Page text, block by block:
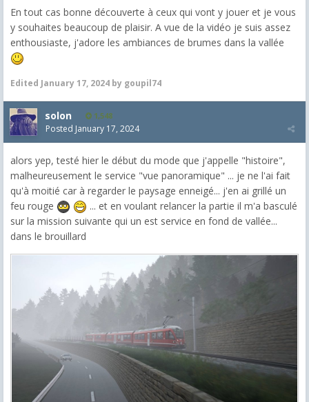
En tout cas bonne découverte à ceux qui vont y jouer et je vous
y souhaites beaucoup de plaisir. A vue de la vidéo je suis assez
enthousiaste, j'adore les ambiances de brumes dans la vallée
Edited January 17, 2024 by goupil74
solon 1,548
Posted January 17, 2024
alors yep, testé hier le début du mode que j'appelle "histoire",
malheureusement le service "vue panoramique" ... je ne l'ai fait
qu'à moitié car à regarder le paysage enneigé... j'en ai grillé un
feu rouge
... et en voulant relancer la partie il m'a basculé
sur la mission suivante qui un est service en fond de vallée...
dans le brouillard